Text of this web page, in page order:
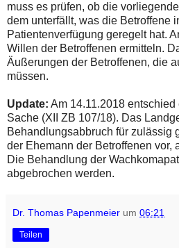
muss es prüfen, ob die
dem unterfällt, was die Betroffene
Patientenverfügung geregelt hat.
Willen der Betroffenen ermitteln.
Äußerungen der Betroffenen, die
müssen.
Update: Am 14.11.2018
Sache (XII ZB 107/18). Das
Behandlungsabbruch für zulässig
der Ehemann der Betroffenen vor,
Die Behandlung der
abgebrochen werden.
Dr. Thomas Papenmeier um 06:21
Teilen